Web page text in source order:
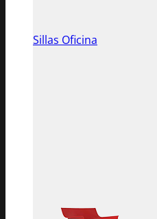
Sillas Oficina